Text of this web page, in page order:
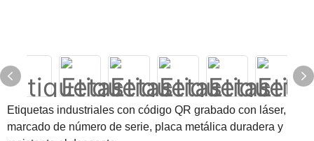
Etiquetas industriales con código QR grabado con láser,
marcado de número de serie, placa metálica duradera y